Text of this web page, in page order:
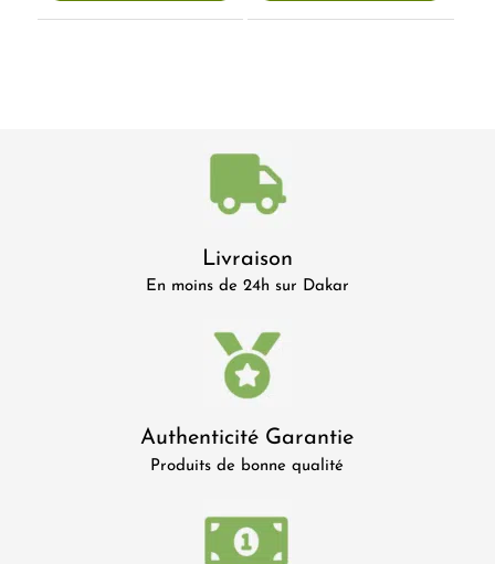
Livraison
En moins de 24h sur Dakar
Authenticité Garantie
Produits de bonne qualité